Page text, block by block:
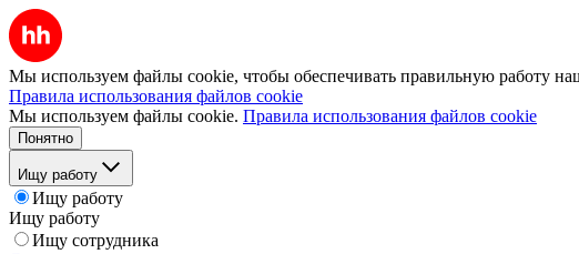
Мы используем файлы cookie, чтобы обеспечивать правильную работу
Правила использования файлов cookie
Мы используем файлы cookie. Правила использования файлов cookie
Понятно
Ищу работу
Ищу работу
Ищу работу
Ищу сотрудника